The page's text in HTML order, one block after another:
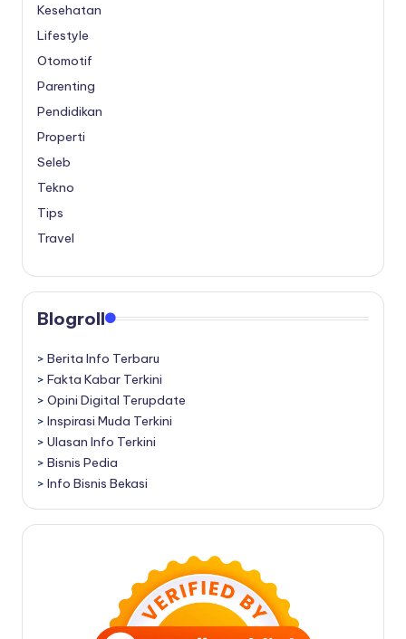
Kesehatan
Lifestyle
Otomotif
Parenting
Pendidikan
Properti
Seleb
Tekno
Tips
Travel
Blogroll
> Berita Info Terbaru
> Fakta Kabar Terkini
> Opini Digital Terupdate
> Inspirasi Muda Terkini
> Ulasan Info Terkini
> Bisnis Pedia
> Info Bisnis Bekasi